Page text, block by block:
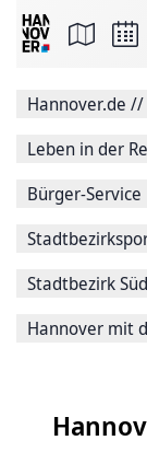
Seite
Facebook
teilen
Seitenlink
Seite
Hannover.de //
Leben in der
Bürger-Service
Stadtbezirk
Hannover mit